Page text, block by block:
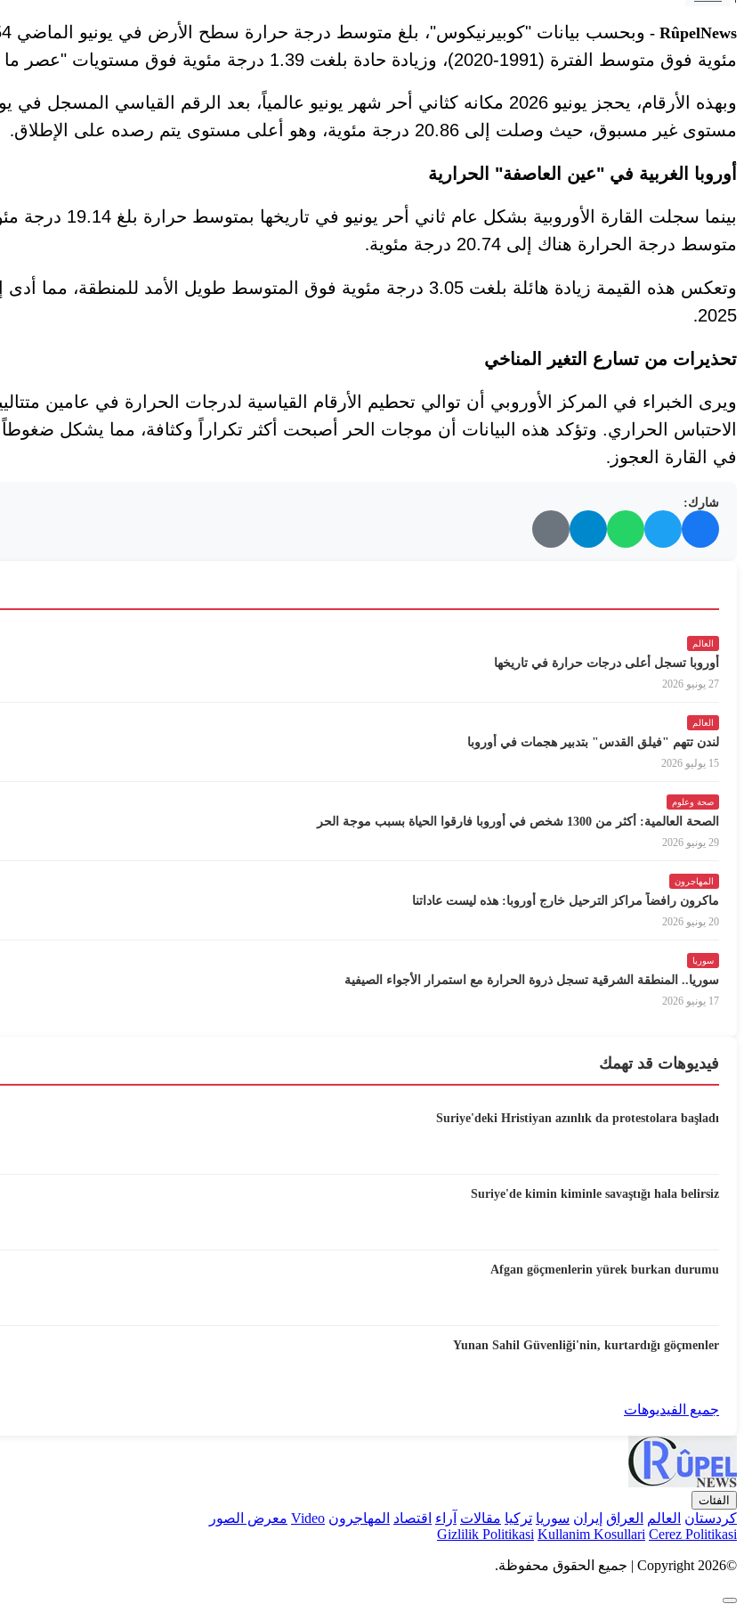
RûpelNews -
مئوية فوق متوسط الفترة (1991-2020)، وزيادة حادة بلغت 1.39 درجة مئوية فوق مستويات "عصر ما قبل الصناعة" (1850-1900
مستوى غير مسبوق، حيث وصلت إلى 20.86 درجة مئوية، وهو أعلى مستوى يتم رصده على الإطلاق
.
أوروبا الغربية في "عين العاصفة" الحرارية
بينما سجلت
متوسط درجة الحرارة هناك إلى 20.74 درجة مئوية
.
وتعكس هذه القيمة زيادة هائلة بلغت 3.05 درجة مئوية فوق المتوسط طويل
2025
.
تحذيرات من تسارع التغير المناخي
الاحتباس الحراري. وتؤكد هذه البيانات أن موجات الحر أصبحت أكثر تكراراً وكثافة، مما يشكل ضغوطاً
في القارة العجوز .
شارك:
العالم
أوروبا تسجل أعلى درجات حرارة في تاريخها
27 يونيو 2026
العالم
لندن تتهم "فيلق القدس" بتدبير هجمات في أوروبا
15 يوليو 2026
صحة وعلوم
الصحة العالمية: أكثر من 1300 شخص في أوروبا فارقوا الحياة بسبب موجة الحر
29 يونيو 2026
المهاجرون
ماكرون رافضاً مراكز الترحيل خارج أوروبا: هذه ليست عاداتنا
20 يونيو 2026
سوريا
سوريا.. المنطقة الشرقية تسجل ذروة الحرارة مع استمرار الأجواء الصيفية
17 يونيو 2026
فيديوهات قد تهمك
Suriye'deki Hristiyan azınlık da protestolara başladı
Suriye'de kimin kiminle savaştığı hala belirsiz
Afgan göçmenlerin yürek burkan durumu
Yunan Sahil Güvenliği'nin, kurtardığı göçmenler
جميع الفيديوهات
الفئات
كردستان العالم العراق إيران سوريا تركيا مقالات آراء اقتصاد المهاجرون Video معرض الصور
Gizlilik Politikasi Kullanim Kosullari Cerez Politikasi
©Copyright 2026 | جميع الحقوق محفوظة.